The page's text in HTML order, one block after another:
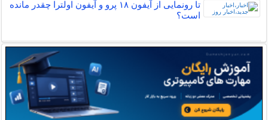
تا رونمایی از آیفون ۱۸ پرو و آیفون اولترا چقدر مانده
است؟